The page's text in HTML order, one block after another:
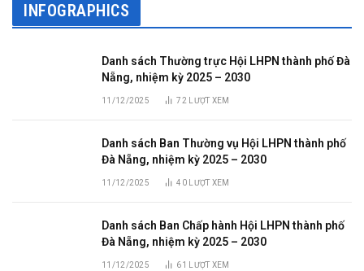
INFOGRAPHICS
Danh sách Thường trực Hội LHPN thành phố Đà
Nẵng, nhiệm kỳ 2025 – 2030
11/12/2025 72 LƯỢT XEM
Danh sách Ban Thường vụ Hội LHPN thành phố
Đà Nẵng, nhiệm kỳ 2025 – 2030
11/12/2025 40 LƯỢT XEM
Danh sách Ban Chấp hành Hội LHPN thành phố
Đà Nẵng, nhiệm kỳ 2025 – 2030
11/12/2025 61 LƯỢT XEM